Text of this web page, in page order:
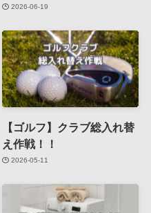
2026-06-19
【ゴルフ】クラブ総入れ替
え作戦！！
2026-05-11